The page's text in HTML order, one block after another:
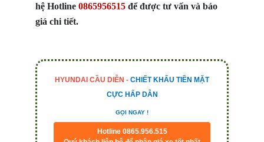
hệ Hotline 0865956515 để được tư vấn và báo
giá chi tiết.
HYUNDAI CẦU DIỄN - CHIẾT KHẤU TIỀN MẶT
CỰC HẤP DẪN
GỌI NGAY !
Hotline 0865.956.515